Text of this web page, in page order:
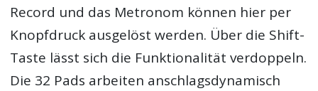
Record und das Metronom können hier per
Knopfdruck ausgelöst werden. Über die Shift-
Taste lässt sich die Funktionalität verdoppeln.
Die 32 Pads arbeiten anschlagsdynamisch